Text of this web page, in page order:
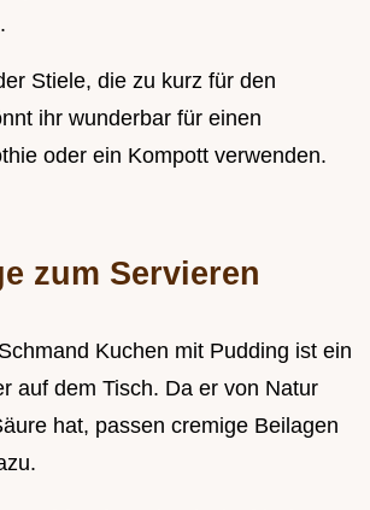
Stiele, die zu kurz für den
ihr wunderbar für einen
oder ein Kompott verwenden.
zum Servieren
Kuchen mit Pudding ist ein
auf dem Tisch. Da er von Natur
hat, passen cremige Beilagen